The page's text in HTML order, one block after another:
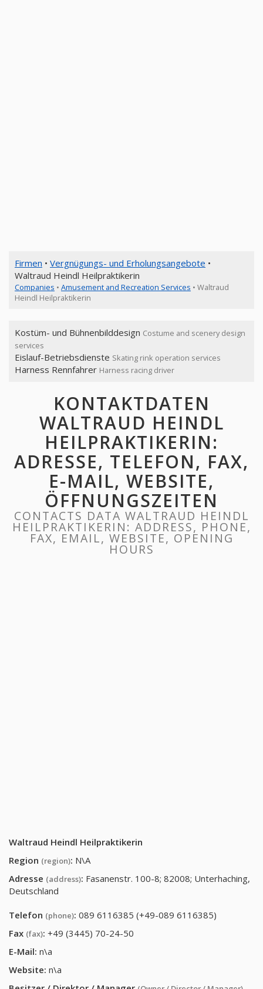
Firmen • Vergnügungs- und Erholungsangebote •
Waltraud Heindl Heilpraktikerin
Companies • Amusement and Recreation Services • Waltraud
Heindl Heilpraktikerin
Kostüm- und Bühnenbilddesign Costume and scenery design
services
Eislauf-Betriebsdienste Skating rink operation services
Harness Rennfahrer Harness racing driver
KONTAKTDATEN
WALTRAUD HEINDL
HEILPRAKTIKERIN:
ADRESSE, TELEFON, FAX,
E-MAIL, WEBSITE,
ÖFFNUNGSZEITEN
CONTACTS DATA WALTRAUD HEINDL
HEILPRAKTIKERIN: ADDRESS, PHONE,
FAX, EMAIL, WEBSITE, OPENING
HOURS
Waltraud Heindl Heilpraktikerin
Region (region): N\A
Adresse (address): Fasanenstr. 100-8; 82008; Unterhaching,
Deutschland
Telefon (phone): 089 6116385 (+49-089 6116385)
Fax (fax): +49 (3445) 70-24-50
E-Mail: n\a
Website: n\a